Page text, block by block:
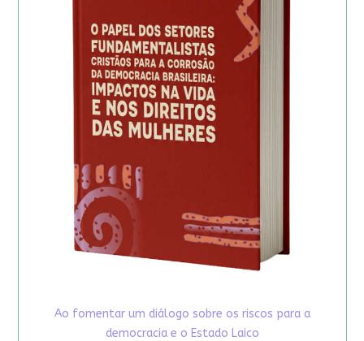
Ao fomentar um diálogo sobre os riscos para a
democracia e o Estado Laico